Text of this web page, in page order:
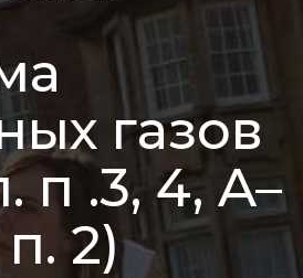
газов
п .3, 4, A–
п. 2)